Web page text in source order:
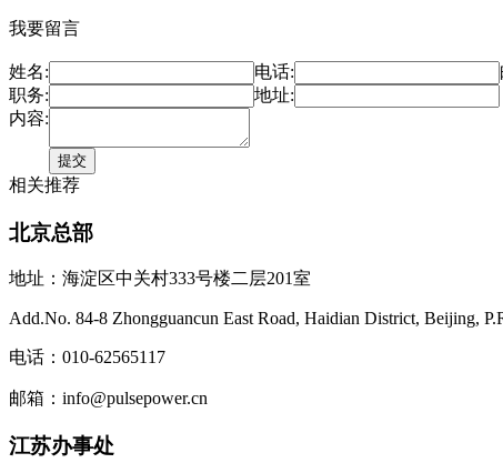
我要留言
姓名: 电话:
职务:
地址:
内容:
相关推荐
北京总部
地址：海淀区中关村333号楼二层201室
Add.No. 84-8 Zhongguancun East Road, Haidian District, Beijing,
电话：010-62565117
邮箱：info@pulsepower.cn
江苏办事处